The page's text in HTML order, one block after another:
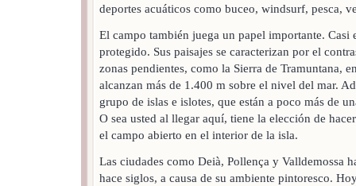
deportes acuáticos como buceo, windsurf, pesca,
El campo también juega un papel importante. Casi
protegido. Sus paisajes se caracterizan por el
zonas pendientes, como la Sierra de Tramuntana,
alcanzan más de 1.400 m sobre el nivel del mar.
grupo de islas e islotes, que están a poco más de
O sea usted al llegar aquí, tiene la elección de
el campo abierto en el interior de la isla.
Las ciudades como Deià, Pollença y Valldemossa
hace siglos, a causa de su ambiente pintoresco.